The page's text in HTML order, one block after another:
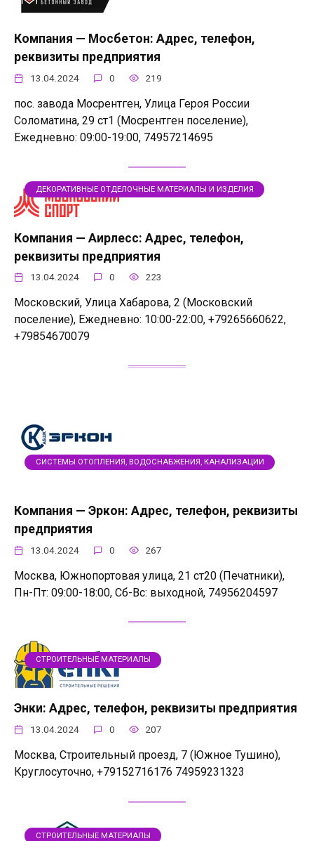
Компания — Мосбетон: Адрес, телефон,
реквизиты предприятия
13.04.2024 0 219
пос. завода Мосрентген, Улица Героя России
Соломатина, 29 ст1 (Мосрентген поселение),
Ежедневно: 09:00-19:00, 74957214695
ДЕКОРАТИВНЫЕ ОТДЕЛОЧНЫЕ МАТЕРИАЛЫ И ИЗДЕЛИЯ
Компания — Аирлесc: Адрес, телефон,
реквизиты предприятия
13.04.2024 0 223
Московский, Улица Хабарова, 2 (Московский
поселение), Ежедневно: 10:00-22:00, +79265660622,
+79854670079
СИСТЕМЫ ОТОПЛЕНИЯ, ВОДОСНАБЖЕНИЯ, КАНАЛИЗАЦИИ
Компания — Эркон: Адрес, телефон, реквизиты
предприятия
13.04.2024 0 267
Москва, Южнопортовая улица, 21 ст20 (Печатники),
Пн-Пт: 09:00-18:00, Сб-Вс: выходной, 74956204597
СТРОИТЕЛЬНЫЕ МАТЕРИАЛЫ
Энки: Адрес, телефон, реквизиты предприятия
13.04.2024 0 207
Москва, Строительный проезд, 7 (Южное Тушино),
Круглосуточно, +79152716176 74959231323
СТРОИТЕЛЬНЫЕ МАТЕРИАЛЫ